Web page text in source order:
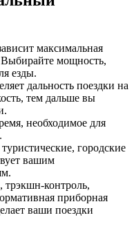
максимальная
Выбирайте мощность,
езды.
дальность поездки на
тем дальше вы
необходимое для
городские
вашим
контроль,
приборная
ваши поездки